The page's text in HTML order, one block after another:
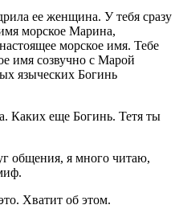
ее женщина. У тебя сразу
морское Марина,
морское имя. Тебе
имя созвучно с Марой
языческих Богинь
Каких еще Богинь. Тетя ты
общения, я много читаю,
Хватит об этом.